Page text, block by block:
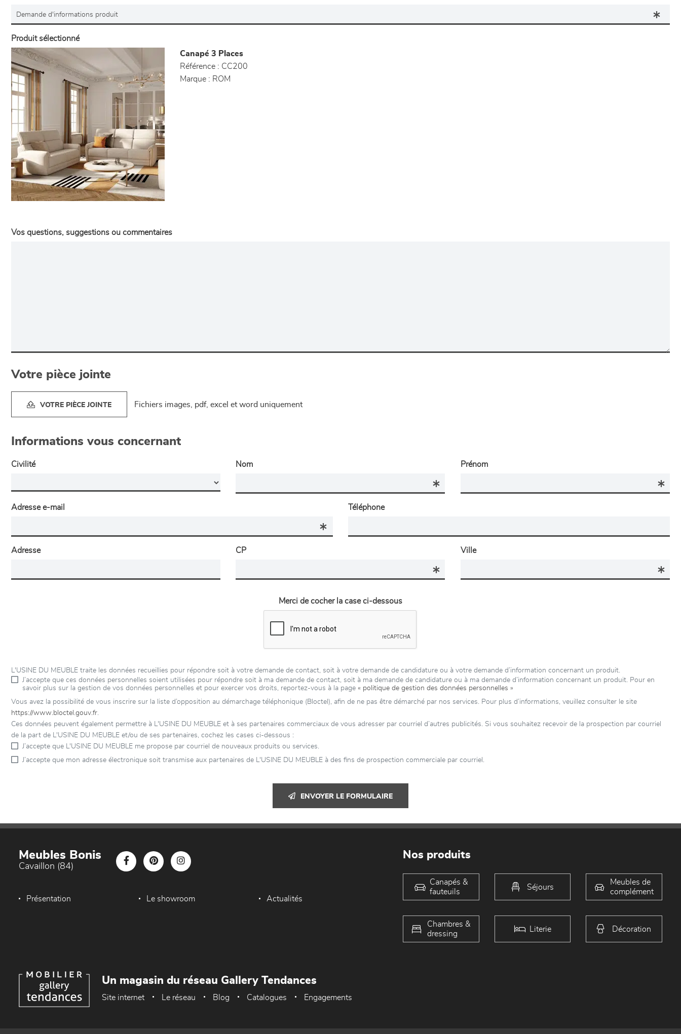
Produit sélectionné
Canapé 3 Places
Référence : CC200
Marque : ROM
Vos questions, suggestions ou commentaires
Votre pièce jointe
VOTRE PIÈCE JOINTE Fichiers images, pdf, excel et word uniquement
Informations vous concernant
Civilité Nom Prénom
Adresse e-mail Téléphone
Adresse CP Ville
Merci de cocher la case ci-dessous
L'USINE DU MEUBLE traite les données recueillies pour répondre soit à votre demande de contact, soit à votre demande de candidature ou à votre demande d’information concernant un produit.
J’accepte que ces données personnelles soient utilisées pour répondre soit à ma demande de contact, soit à ma demande de candidature ou à ma demande d’information concernant un produit. Pour en
savoir plus sur la gestion de vos données personnelles et pour exercer vos droits, reportez-vous à la page « politique de gestion des données personnelles »
Vous avez la possibilité de vous inscrire sur la liste d’opposition au démarchage téléphonique (Bloctel), afin de ne pas être démarché par nos services. Pour plus d’informations, veuillez consulter le site
https://www.bloctel.gouv.fr.
Ces données peuvent également permettre à L'USINE DU MEUBLE et à ses partenaires commerciaux de vous adresser par courriel d’autres publicités. Si vous souhaitez recevoir de la prospection par courriel
de la part de L'USINE DU MEUBLE et/ou de ses partenaires, cochez les cases ci-dessous :
J’accepte que L'USINE DU MEUBLE me propose par courriel de nouveaux produits ou services.
J’accepte que mon adresse électronique soit transmise aux partenaires de L'USINE DU MEUBLE à des fins de prospection commerciale par courriel.
ENVOYER LE FORMULAIRE
Meubles Bonis
Cavaillon (84)
Présentation Le showroom Actualités
Nos produits
Canapés &
fauteuils
Séjours
Meubles de
complément
Chambres &
dressing
Literie Décoration
Un magasin du réseau Gallery Tendances
Site internet Le réseau Blog Catalogues Engagements